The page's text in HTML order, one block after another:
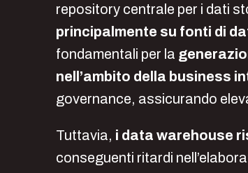
repository centrale per i dati
principalmente su fonti di
fondamentali per la
nell’ambito della business
governance, assicurando
Tuttavia, i data warehouse
conseguenti ritardi